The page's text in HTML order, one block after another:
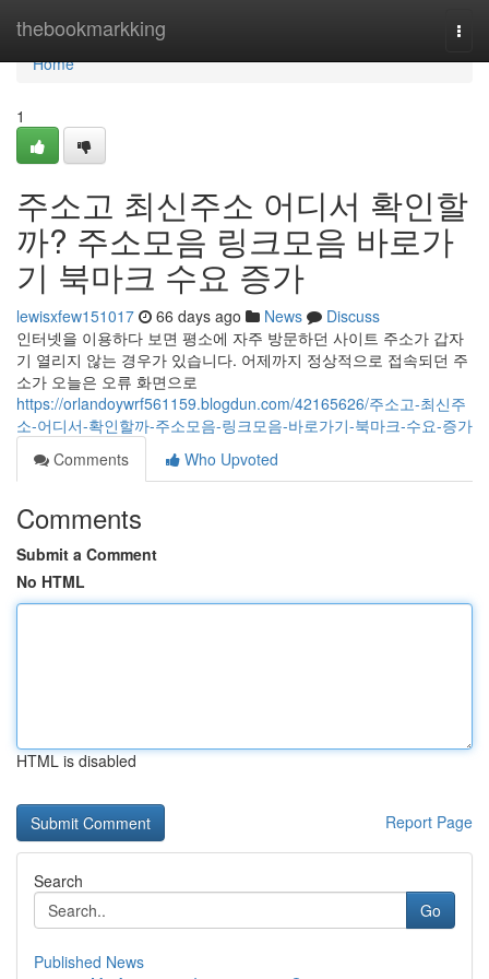
thebookmarkking
Home
Home
1
주소고 최신주소 어디서 확인할
까? 주소모음 링크모음 바로가
기 북마크 수요 증가
lewisxfew151017 66 days ago News
Discuss
인터넷을 이용하다 보면 평소에 자주 방문하던 사이트 주소가 갑자
기 열리지 않는 경우가 있습니다. 어제까지 정상적으로 접속되던 주
소가 오늘은 오류 화면으로
https://orlandoywrf561159.blogdun.com/42165626/주소고-최신주
소-어디서-확인할까-주소모음-링크모음-바로가기-북마크-수요-증가
Comments
Who Upvoted
Comments
Submit a Comment
No HTML
HTML is disabled
Report Page
Search
Go
Published News